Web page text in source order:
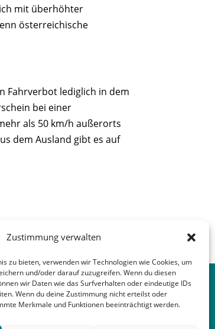
Zustimmung verwalten
zu bieten, verwenden wir Technologien wie Cookies, um
und/oder darauf zuzugreifen. Wenn du diesen
wir Daten wie das Surfverhalten oder eindeutige IDs
Wenn du deine Zustimmung nicht erteilst oder
Merkmale und Funktionen beeinträchtigt werden.
mit überhöhter
österreichische
Fahrverbot lediglich in dem
bei einer
als 50 km/h außerorts
dem Ausland gibt es auf